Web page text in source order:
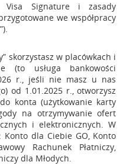
Visa Signature i zasady
we współpracy
skorzystasz w placówkach i
(to usługa bankowości
r., jeśli nie masz u nas
od 1.01.2025 r., otworzysz
konta (użytkowanie karty
na otrzymywanie ofert
i elektronicznych. W
dla Ciebie GO, Konto
Rachunek Płatniczy,
dla Młodych.